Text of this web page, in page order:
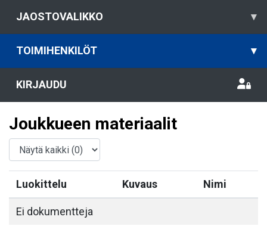
JAOSTOVALIKKO ▾
TOIMIHENKILÖT ▾
KIRJAUDU
Joukkueen materiaalit
Luokittelu Kuvaus Nimi
Ei dokumentteja